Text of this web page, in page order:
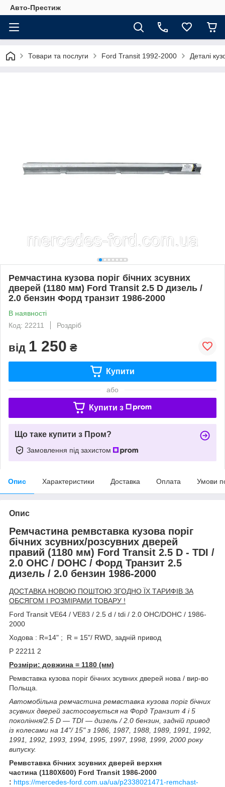
Авто-Престиж
Товари та послуги Ford Transit 1992-2000 Деталі
Ремчастина кузова поріг бічних зсувних
дверей (1180 мм) Ford Transit 2.5 D дизель /
2.0 бензин Форд транзит 1986-2000
В наявності
Код: 22211
Роздріб
від 1 250 ₴
Купити
або
Купити з
Що таке купити з Пром?
Замовлення під захистом
Опис Характеристики Доставка Оплата Умови
Опис
Ремчастина ремвставка кузова поріг
бічних зсувних/розсувних дверей
правий (1180 мм) Ford Transit 2.5 D - TDI /
2.0 OHC / DOHC / Форд Транзит 2.5
дизель / 2.0 бензин 1986-2000
ДОСТАВКА НОВОЮ ПОШТОЮ ЗГОДНО ЇХ ТАРИФІВ ЗА
ОБСЯГОМ І РОЗМІРАМИ ТОВАРУ !
Ford Transit VE64 / VE83 / 2.5 d / tdi / 2.0 OHC/DOHC / 1986-
2000
Ходова : R=14" ; R = 15"/ RWD, задній привод
P 22211 2
Розміри: довжина = 1180 (мм)
Ремвставка кузова поріг бічних зсувних дверей нова / вир-во
Польща.
Автомобільна ремчастина ремвставка кузова поріг бічних
зсувних дверей застосовується на Форд Транзит 4 і 5
покоління/2.5 D — TDI — дизель / 2.0 бензин, задній привод
із колесами на 14"/ 15" з 1986, 1987, 1988, 1989, 1991, 1992,
1991, 1992, 1993, 1994, 1995, 1997, 1998, 1999, 2000 року
випуску.
Ремвставка бічних зсувних дверей верхня
частина (1180Х600) Ford Transit 1986-2000
: https://mercedes-ford.com.ua/ua/p2338021471-remchast-